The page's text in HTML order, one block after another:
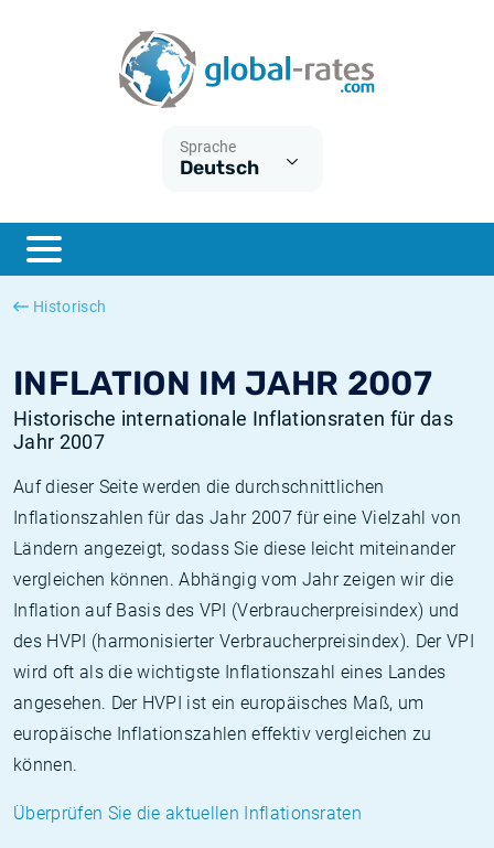
Sprache
Deutsch
Historisch
INFLATION IM JAHR 2007
Historische internationale Inflationsraten für das
Jahr 2007
Auf dieser Seite werden die durchschnittlichen
Inflationszahlen für das Jahr 2007 für eine Vielzahl von
Ländern angezeigt, sodass Sie diese leicht miteinander
vergleichen können. Abhängig vom Jahr zeigen wir die
Inflation auf Basis des VPI (Verbraucherpreisindex) und
des HVPI (harmonisierter Verbraucherpreisindex). Der VPI
wird oft als die wichtigste Inflationszahl eines Landes
angesehen. Der HVPI ist ein europäisches Maß, um
europäische Inflationszahlen effektiv vergleichen zu
können.
Überprüfen Sie die aktuellen Inflationsraten
ESTER
SONIA
Was ist die VPI-Inflation?
Was ist die HVPI-Inflation?
Deutsche inflation
Europäische inflation
Historische Euribor-Sätze
Historische ESTER-Sätze
Historische SOFR-Sätze
Historische SONIA-Sätze
Inflationsrechner